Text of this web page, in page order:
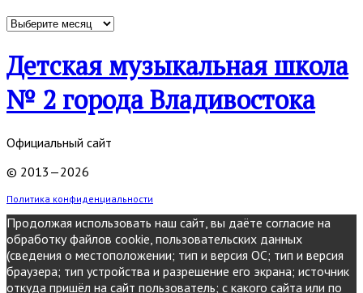
Архивы
Детская музыкальная школа
№ 2 города Владивостока
Официальный сайт
© 2013—2026
Политика конфиденциальности
Продолжая использовать наш сайт, вы даёте согласие на
обработку файлов cookie, пользовательских данных
(сведения о местоположении; тип и версия ОС; тип и версия
браузера; тип устройства и разрешение его экрана; источник
откуда пришёл на сайт пользователь; с какого сайта или по